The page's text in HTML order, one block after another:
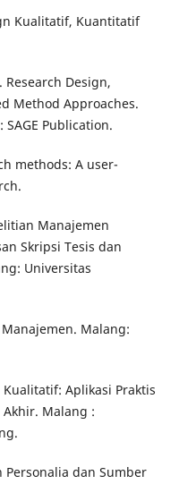
Kualitatif, Kuantitatif
Research Design,
Method Approaches.
Publication.
methods: A user-
Manajemen
Skripsi Tesis dan
Universitas
Malang:
Aplikasi Praktis
Malang :
Personalia dan Sumber